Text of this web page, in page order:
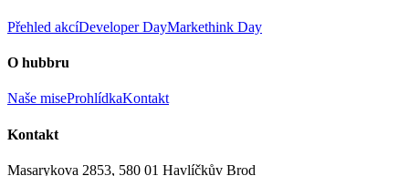
Přehled akcíDeveloper DayMarkethink Day
O hubbru
Naše miseProhlídkaKontakt
Kontakt
Masarykova 2853, 580 01 Havlíčkův Brod